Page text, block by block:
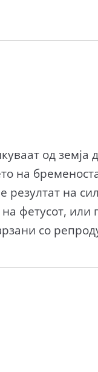
од земја
на
на
фетусот, или
со